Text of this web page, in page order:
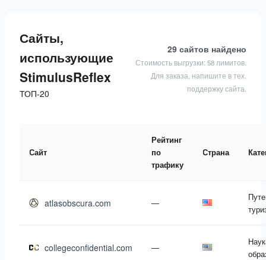
Сайты,
использующие
StimulusReflex
ТОП-20
29 сайтов найдено
Стоимость выгрузки: 58 лимитов.
Для заказа, напишите в тех.
поддержку сайта.
Сайт
Рейтинг
по
трафику
Страна
atlasobscura.com —
collegeconfidential.com —